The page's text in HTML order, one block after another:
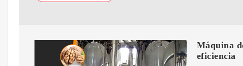
Máquina
eficiencia